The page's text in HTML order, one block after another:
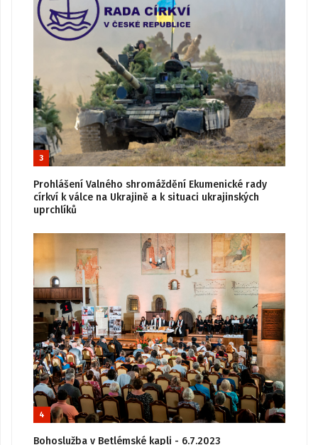
3
Prohlášení Valného shromáždění Ekumenické rady
církví k válce na Ukrajině a k situaci ukrajinských
uprchlíků
4
Bohoslužba v Betlémské kapli - 6.7.2023